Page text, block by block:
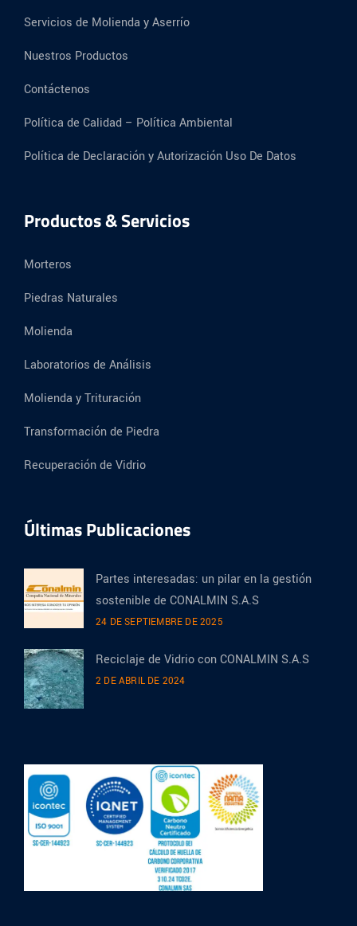
Servicios de Molienda y Aserrío
Nuestros Productos
Contáctenos
Política de Calidad – Política Ambiental
Política de Declaración y Autorización Uso De Datos
Productos & Servicios
Morteros
Piedras Naturales
Molienda
Laboratorios de Análisis
Molienda y Trituración
Transformación de Piedra
Recuperación de Vidrio
Últimas Publicaciones
Partes interesadas: un pilar en la gestión
sostenible de CONALMIN S.A.S
24 DE SEPTIEMBRE DE 2025
Reciclaje de Vidrio con CONALMIN S.A.S
2 DE ABRIL DE 2024